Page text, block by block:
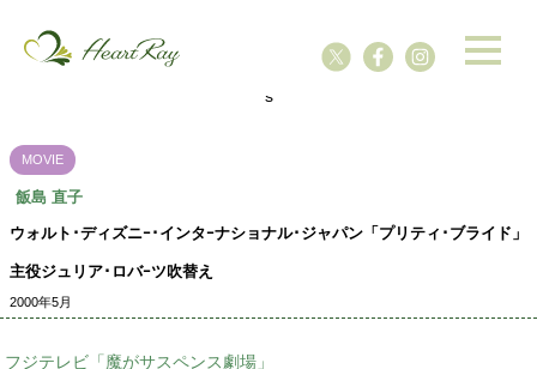
s
MOVIE
飯島 直子
ウォルト･ディズニｰ･インタｰナショナル･ジャパン「プリティ･ブライド」
主役ジュリア･ロバｰツ吹替え
2000年5月
フジテレビ「魔がサスペンス劇場」